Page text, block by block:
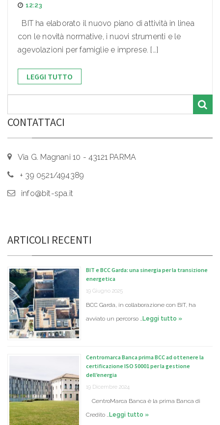
12:23
BIT ha elaborato il nuovo piano di attività in linea
con le novità normative, i nuovi strumenti e le
agevolazioni per famiglie e imprese. […]
LEGGI TUTTO
CONTATTACI
Via G. Magnani 10 - 43121 PARMA
+ 39 0521/494389
info@bit-spa.it
ARTICOLI RECENTI
BIT e BCC Garda: una sinergia per la transizione
energetica
19 Giugno 2025
BCC Garda, in collaborazione con BIT, ha
avviato un percorso …Leggi tutto »
Centromarca Banca prima BCC ad ottenere la
certificazione ISO 50001 per la gestione
dell’energia
19 Dicembre 2024
CentroMarca Banca è la prima Banca di
Credito …Leggi tutto »